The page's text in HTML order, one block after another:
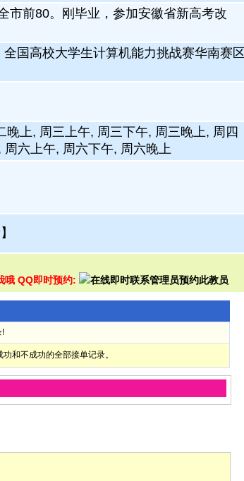
市前80。刚毕业，参加安徽省新高考改
国高校大学生计算机能力挑战赛华南赛区
上, 周三上午, 周三下午, 周三晚上, 周四
六上午, 周六下午, 周六晚上
】
哦 QQ即时预约:
!
和不成功的全部接单记录。